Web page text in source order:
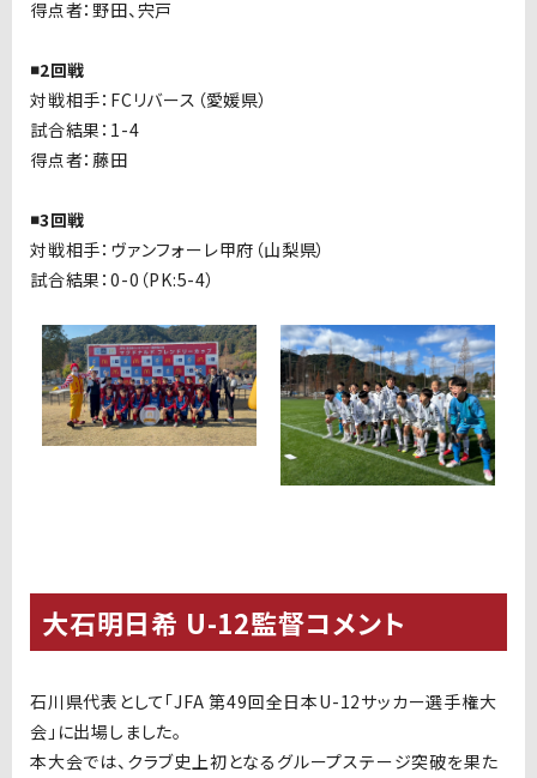
得点者：野田、宍戸
◾️2回戦
対戦相手：FCリバース（愛媛県）
試合結果： 1-4
得点者：藤田
◾️3回戦
対戦相手： ヴァンフォーレ甲府（山梨県）
試合結果： 0-0（PK:5-4）
大石明日希 U-12監督コメント
石川県代表として「JFA 第49回全日本U-12サッカー選手権大
会」に出場しました。
本大会では、クラブ史上初となるグループステージ突破を果た